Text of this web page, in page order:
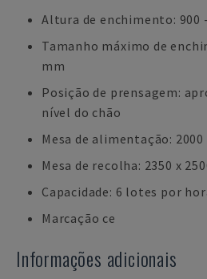
Altura de enchimento: 900
Tamanho máximo de
mm
Posição de prensagem:
nível do chão
Mesa de alimentação: 2000
Mesa de recolha: 2350 x
Capacidade: 6 lotes por
Marcação ce
Informações adicionais